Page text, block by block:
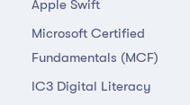
Apple Swift
Microsoft Certified
Fundamentals (MCF)
IC3 Digital Literacy